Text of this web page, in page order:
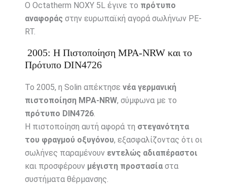
Ο Octatherm NOXY 5L έγινε το πρότυπο
αναφοράς στην ευρωπαϊκή αγορά σωλήνων PE-
RT.
2005: Η Πιστοποίηση MPA-NRW και το
Πρότυπο DIN4726
Το 2005, η Solin απέκτησε νέα γερμανική
πιστοποίηση MPA-NRW, σύμφωνα με το
πρότυπο DIN4726.
Η πιστοποίηση αυτή αφορά τη στεγανότητα
του φραγμού οξυγόνου, εξασφαλίζοντας ότι οι
σωλήνες παραμένουν εντελώς αδιαπέραστοι
και προσφέρουν μέγιστη προστασίαστα
συστήματα θέρμανσης.